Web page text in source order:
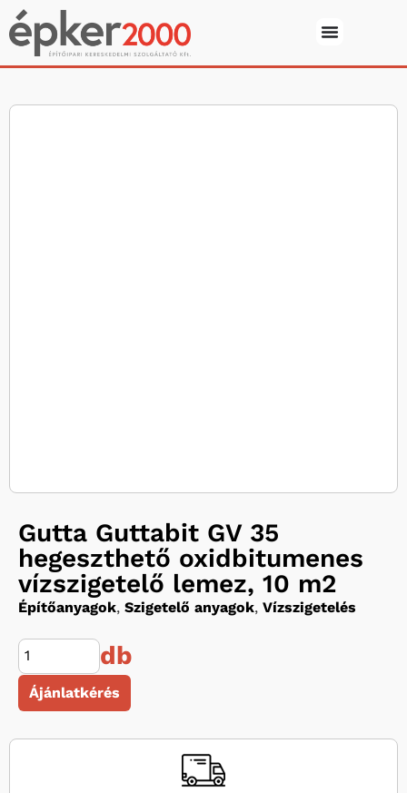
Gutta Guttabit GV 35
hegeszthető oxidbitumenes
vízszigetelő lemez, 10 m2
Építőanyagok, Szigetelő anyagok, Vízszigetelés
db
Ájánlatkérés